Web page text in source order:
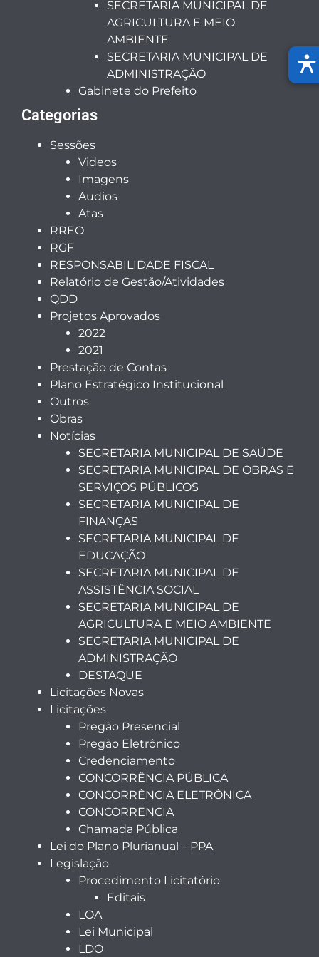
SECRETARIA MUNICIPAL DE
AGRICULTURA E MEIO
AMBIENTE
SECRETARIA MUNICIPAL DE
ADMINISTRAÇÃO
Gabinete do Prefeito
Categorias
Sessões
Videos
Imagens
Audios
Atas
RREO
RGF
RESPONSABILIDADE FISCAL
Relatório de Gestão/Atividades
QDD
Projetos Aprovados
2022
2021
Prestação de Contas
Plano Estratégico Institucional
Outros
Obras
Notícias
SECRETARIA MUNICIPAL DE SAÚDE
SECRETARIA MUNICIPAL DE OBRAS E
SERVIÇOS PÚBLICOS
SECRETARIA MUNICIPAL DE
FINANÇAS
SECRETARIA MUNICIPAL DE
EDUCAÇÃO
SECRETARIA MUNICIPAL DE
ASSISTÊNCIA SOCIAL
SECRETARIA MUNICIPAL DE
AGRICULTURA E MEIO AMBIENTE
SECRETARIA MUNICIPAL DE
ADMINISTRAÇÃO
DESTAQUE
Licitações Novas
Licitações
Pregão Presencial
Pregão Eletrônico
Credenciamento
CONCORRÊNCIA PÚBLICA
CONCORRÊNCIA ELETRÔNICA
CONCORRENCIA
Chamada Pública
Lei do Plano Plurianual – PPA
Legislação
Procedimento Licitatório
Editais
LOA
Lei Municipal
LDO